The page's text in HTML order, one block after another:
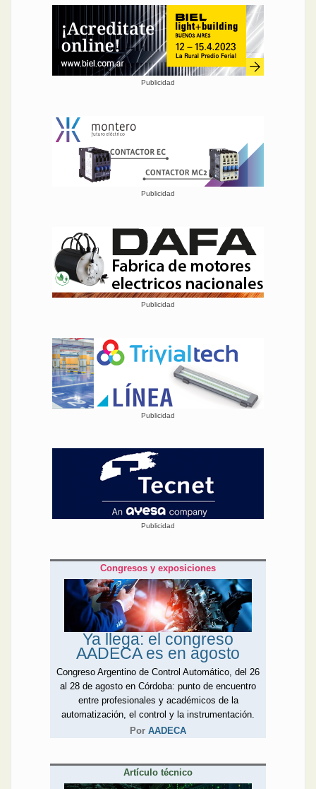
Publicidad
Publicidad
Publicidad
Publicidad
Publicidad
Congresos y exposiciones
Ya llega: el congreso
AADECA es en agosto
Congreso Argentino de Control Automático, del 26
al 28 de agosto en Córdoba: punto de encuentro
entre profesionales y académicos de la
automatización, el control y la instrumentación.
Por AADECA
Artículo técnico